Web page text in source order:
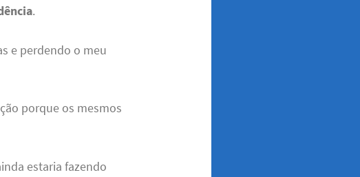
.
e perdendo o meu
porque os mesmos
estaria fazendo